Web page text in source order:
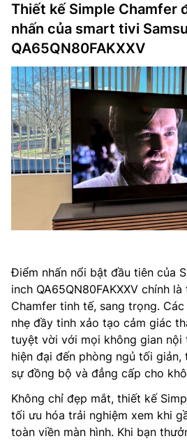
Thiết kế Simple Chamfer
nhấn của smart tivi
QA65QN80FAKXXV
Điểm nhấn nổi bật đầu tiên của
inch QA65QN80FAKXXV chính
Chamfer tinh tế, sang trọng.
nhẹ đầy tinh xảo tạo cảm giác
tuyệt vời với mọi không gian nội
hiện đại đến phòng ngủ tối giản,
sự đồng bộ và đẳng cấp cho
Không chỉ đẹp mắt, thiết kế
tối ưu hóa trải nghiệm xem khi
toàn viền màn hình. Khi bạn